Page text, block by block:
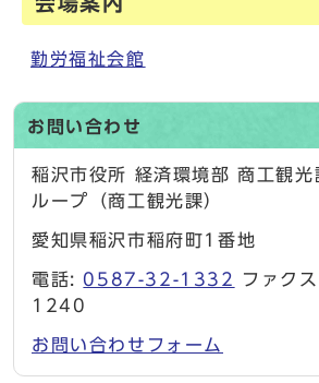
勤労福祉会館
お問い合わせ
稲沢市役所 経済環境部 商工観
ループ（商工観光課）
愛知県稲沢市稲府町1番地
電話: 0587-32-1332
ファク
1240
お問い合わせフォーム